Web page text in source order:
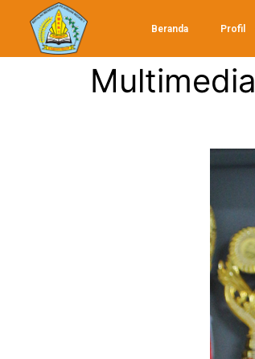
Beranda Profil
Multimedia